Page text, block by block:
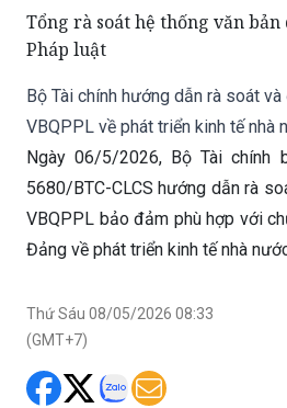
Tổng rà soát hệ thống văn
Pháp luật
Bộ Tài chính hướng dẫn rà soát
VBQPPL về phát triển kinh tế nhà
Ngày 06/5/2026, Bộ Tài chính
5680/BTC-CLCS hướng dẫn rà
VBQPPL bảo đảm phù hợp với
Đảng về phát triển kinh tế nhà
Thứ Sáu 08/05/2026 08:33
(GMT+7)